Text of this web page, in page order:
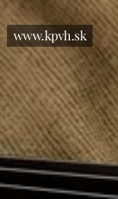
www.kpvh.sk